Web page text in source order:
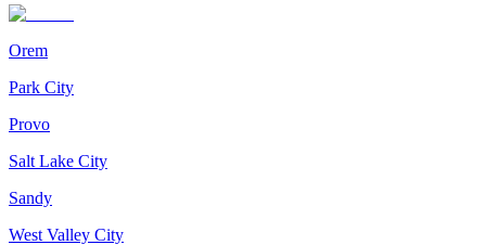
Orem
Park City
Provo
Salt Lake City
Sandy
West Valley City